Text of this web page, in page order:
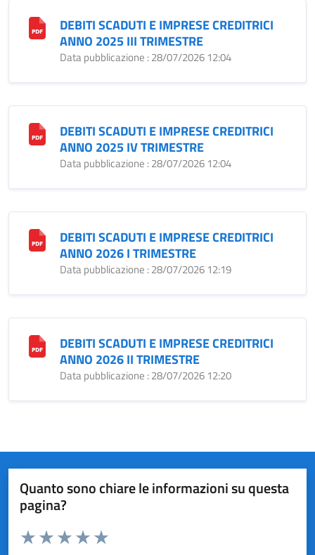
DEBITI SCADUTI E IMPRESE CREDITRICI
ANNO 2025 III TRIMESTRE
Data pubblicazione : 28/07/2026 12:04
DEBITI SCADUTI E IMPRESE CREDITRICI
ANNO 2025 IV TRIMESTRE
Data pubblicazione : 28/07/2026 12:04
DEBITI SCADUTI E IMPRESE CREDITRICI
ANNO 2026 I TRIMESTRE
Data pubblicazione : 28/07/2026 12:19
DEBITI SCADUTI E IMPRESE CREDITRICI
ANNO 2026 II TRIMESTRE
Data pubblicazione : 28/07/2026 12:20
Quanto sono chiare le informazioni su questa
pagina?
Valuta da 1 a 5 stelle la pagina